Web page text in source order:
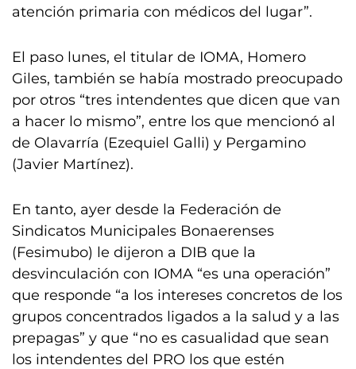
atención primaria con médicos del lugar”.
El paso lunes, el titular de IOMA, Homero
Giles, también se había mostrado preocupado
por otros “tres intendentes que dicen que van
a hacer lo mismo”, entre los que mencionó al
de Olavarría (Ezequiel Galli) y Pergamino
(Javier Martínez).
En tanto, ayer desde la Federación de
Sindicatos Municipales Bonaerenses
(Fesimubo) le dijeron a DIB que la
desvinculación con IOMA “es una operación”
que responde “a los intereses concretos de los
grupos concentrados ligados a la salud y a las
prepagas” y que “no es casualidad que sean
los intendentes del PRO los que estén